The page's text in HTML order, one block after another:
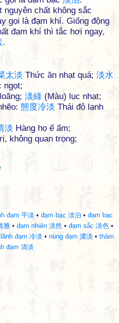
chất không sắc
gọi là đạm khí. Giống động
đạm khí thì tắc hơi ngay,
.
太淡 Thức ăn nhạt quá; 淡水
ngọt;
淡綠 (Màu) lục nhạt;
態度冷淡 Thái độ lạnh
淡 Hàng họ ế ẩm;
không quan trọng;
đạm 平淡 • đạm bạc 淡泊 • đạm bạc
雅 • đạm nhiên 淡然 • đạm sắc 淡色 •
lãnh đạm 冷淡 • nùng đạm 濃淡 • thảm
đạm 清淡